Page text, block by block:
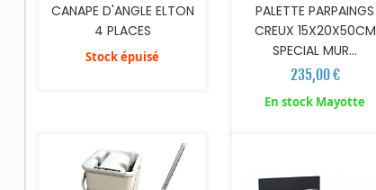
CANAPE D'ANGLE ELTON
4 PLACES
Stock épuisé
PALETTE PARPAINGS
CREUX 15X20X50CM
SPECIAL MUR...
235,00 €
En stock Mayotte
AJOUTER AU PANIER